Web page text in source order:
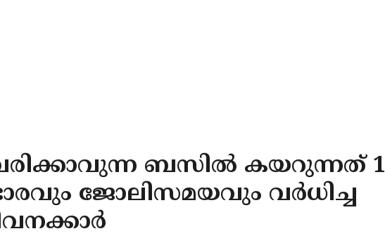
ബസില്‍ കയറുന്നത് 1
ജോലിസമയവും വര്‍ധിച്ച